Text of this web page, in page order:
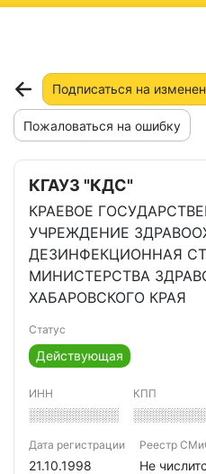
Подписаться на
Пожаловаться на ошибку
КГАУЗ "КДС"
КРАЕВОЕ
УЧРЕЖДЕНИЕ
ДЕЗИНФЕКЦИОННАЯ
МИНИСТЕРСТВА
ХАБАРОВСКОГО КРАЯ
Статус
Действующая
ИНН
░░░░░░░░░░
КПП
Дата регистрации
21.10.1998
Реестр
Не